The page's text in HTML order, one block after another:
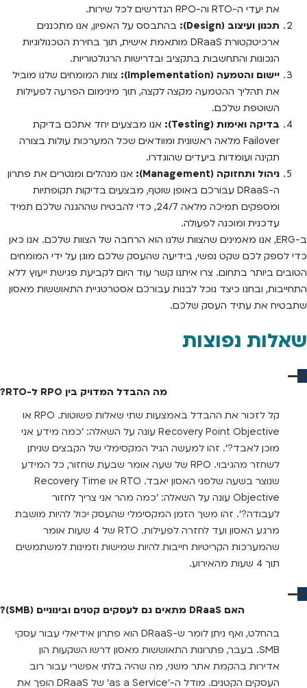
את יעדי ה-RTO וה-RPO הנדרשים לכל שירות.
תכנון ועיצוב (Design):
בהתבסס על האפיון, אנו מתכננים
ארכיטקטורת DRaaS מותאמת אישית, תוך בחירת הטכנולוגיות
הנכונות והתחשבות בתקציב ובדרישות הרגולטוריות.
יישום והטמעה (Implementation):
צוות המומחים שלנו מוביל
את תהליך ההטמעה מקצה לקצה, תוך מינימום הפרעה לפעילות
השוטפת שלכם.
בדיקה ואימות (Testing):
אנו מבצעים יחד אתכם בדיקת
Failover מלאה ראשונית ומוודאים שכל המערכות עולות בצורה
תקינה ועומדות ביעדים שהוגדרו.
ניהול ותחזוקה (Management):
אנו מנהלים ומנטרים את פתרון
ה-DRaaS עבורכם באופן שוטף, מבצעים בדיקות תקופתיות
ומספקים תמיכה מלאה 24/7, כדי להבטיח שההגנה שלכם תמיד
עדכנית ומוכנה לפעולה.
ב-ERG, אנו מאמינים שהצוות שלנו הוא הרחבה של הצוות שלכם. אנו כאן
כדי לספק לכם שקט נפשי, בידיעה שהעסק שלכם מוגן על ידי המומחים
הטובים ביותר בתחום. צרו איתנו קשר עוד היום לקביעת פגישת ייעוץ ללא
התחייבות, ובחנו כיצד נוכל לבנות עבורכם אסטרטגיית התאוששות מאסון
שתבטיח את עתיד העסק שלכם.
שאלות נפוצות
מה ההבדל המדויק בין RPO ל-RTO?
קל לזכור את ההבדל באמצעות שתי שאלות פשוטות. RPO או
Recovery Point Objective עונה על השאלה: 'כמה מידע אני
מוכן לאבד?'. זהו למעשה הגיל המקסימלי של הקבצים שניתן
לשחזר מהגיבוי. RPO של שעה אומר שבעת שחזור, כל המידע
שנוצר בשעה שלפני האסון יאבד. RTO או Recovery Time
Objective עונה על השאלה: 'כמה מהר אני צריך לחזור
לעבודה?'. זהו משך הזמן המקסימלי שהעסק יכול להיות מושבת
מרגע האסון ועד לחזרה לפעילות. RTO של 4 שעות אומר
שהמערכות הקריטיות חייבות להיות שמישות וזמינות למשתמשים
תוך 4 שעות מהאירוע.
האם DRaaS מתאים גם לעסקים קטנים ובינוניים (SMB)?
בהחלט, ואף ניתן לומר ש-DRaaS הוא פתרון אידיאלי עבור עסקי
SMB. בעבר, פתרונות התאוששות מאסון דרשו השקעות הון
אדירות בהקמת אתר משני, מה שהיה בלתי אפשרי עבור רוב
העסקים הקטנים. מודל ה-'as a Service' של DRaaS הופך את